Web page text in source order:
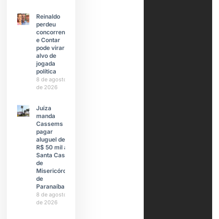
Reinaldo
perdeu
concorrente
e Contar
pode virar
alvo de
jogada
política
8 de agosto
de 2026
Juíza
manda
Cassems
pagar
aluguel de
R$ 50 mil à
Santa Casa
de
Misericórdia
de
Paranaíba
8 de agosto
de 2026